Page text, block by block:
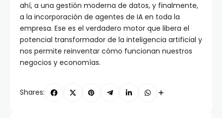
ahí, a una gestión moderna de datos, y finalmente,
a la incorporación de agentes de IA en toda la
empresa. Ese es el verdadero motor que libera el
potencial transformador de la inteligencia artificial y
nos permite reinventar cómo funcionan nuestros
negocios y economías.
Shares: